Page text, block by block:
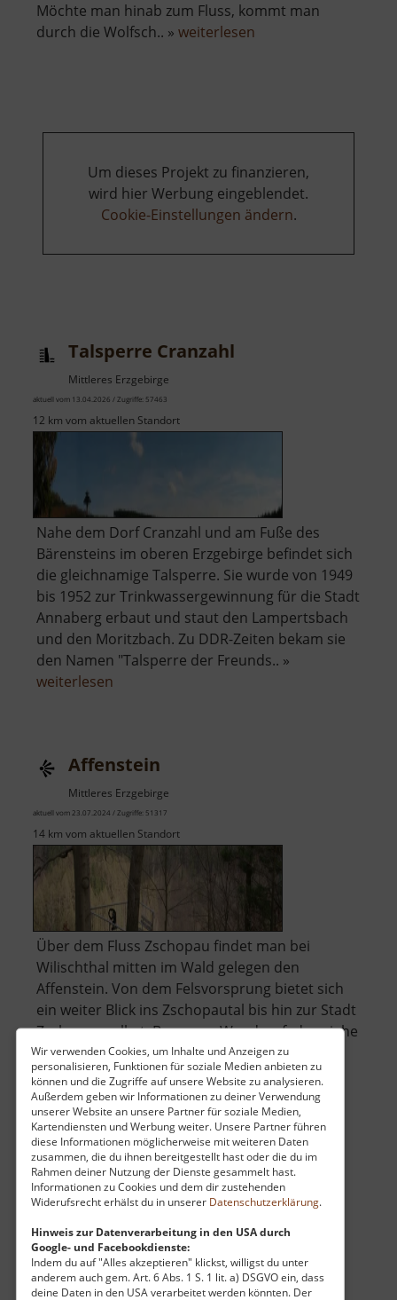
Wir verwenden Cookies, um Inhalte und Anzeigen zu
personalisieren, Funktionen für soziale Medien anbieten zu
können und die Zugriffe auf unsere Website zu analysieren.
Außerdem geben wir Informationen zu deiner Verwendung
unserer Website an unsere Partner für soziale Medien,
Kartendiensten und Werbung weiter. Unsere Partner führen
diese Informationen möglicherweise mit weiteren Daten
zusammen, die du ihnen bereitgestellt hast oder die du im
Rahmen deiner Nutzung der Dienste gesammelt hast.
Informationen zu Cookies und dem dir zustehenden
Widerufsrecht erhälst du in unserer Datenschutzerklärung.
Hinweis zur Datenverarbeitung in den USA durch
Google- und Facebookdienste:
Indem du auf "Alles akzeptieren" klickst, willigst du unter
anderem auch gem. Art. 6 Abs. 1 S. 1 lit. a) DSGVO ein, dass
deine Daten in den USA verarbeitet werden könnten. Der
Möchte man hinab zum Fluss, kommt man
durch die Wolfsch.. » weiterlesen
Um dieses Projekt zu finanzieren,
wird hier Werbung eingeblendet.
Cookie-Einstellungen ändern.
Talsperre Cranzahl
Mittleres Erzgebirge
aktuell vom 13.04.2026 / Zugriffe: 57463
12 km vom aktuellen Standort
Nahe dem Dorf Cranzahl und am Fuße des
Bärensteins im oberen Erzgebirge befindet sich
die gleichnamige Talsperre. Sie wurde von 1949
bis 1952 zur Trinkwassergewinnung für die Stadt
Annaberg erbaut und staut den Lampertsbach
und den Moritzbach. Zu DDR-Zeiten bekam sie
den Namen "Talsperre der Freunds.. »
weiterlesen
Affenstein
Mittleres Erzgebirge
aktuell vom 23.07.2024 / Zugriffe: 51317
14 km vom aktuellen Standort
Über dem Fluss Zschopau findet man bei
Wilischthal mitten im Wald gelegen den
Affenstein. Von dem Felsvorsprung bietet sich
ein weiter Blick ins Zschopautal bis hin zur Stadt
Zschopau selbst. Bequeme Wanderpfade - siehe
Bild rechts oben - führen hinauf zur Höhe.
Bequeme Bänke laden zum Picknick und .. »
weiterlesenüber
Affenstein
Andreas-Gegentrum-Stollen
Mittleres Erzgebirge
aktuell vom 12.04.2026 / Zugriffe: 50055
12 km vom aktuellen Standort